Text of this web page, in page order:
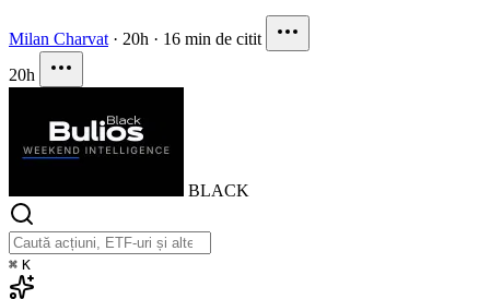
Milan Charvat · 20h · 16 min de citit
20h
BLACK
⌘ K